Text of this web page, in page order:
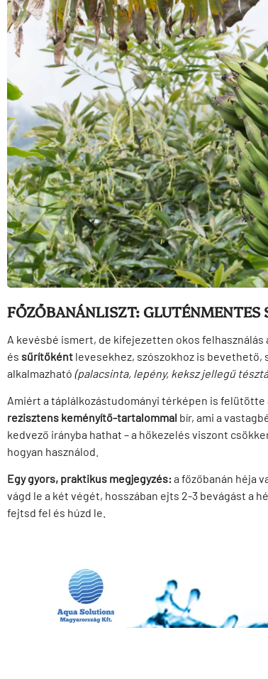
FŐZŐBANÁNLISZT: GLUTÉNMENTES
A kevésbé ismert, de kifejezetten okos felhasználás
és sűrítőként levesekhez, szószokhoz is bevethető,
alkalmazható (palacsinta, lepény, keksz jellegű
Amiért a táplálkozástudományi térképen is felütötte
rezisztens keményítő-tartalommal bír, ami a
kedvező irányba hathat – a hőkezelés viszont
hogyan használod.
Egy gyors, praktikus megjegyzés:a főzőbanán héja
vágd le a két végét, hosszában ejts 2-3 bevágást a
fejtsd fel és húzd le.